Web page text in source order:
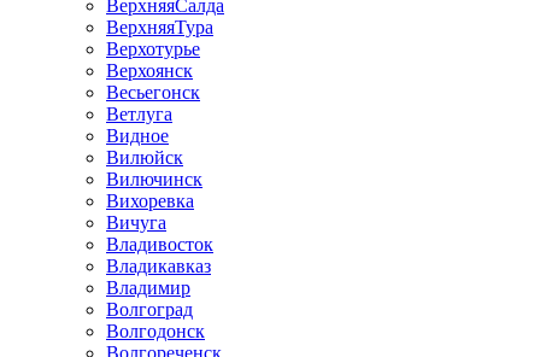
ВерхняяСалда
ВерхняяТура
Верхотурье
Верхоянск
Весьегонск
Ветлуга
Видное
Вилюйск
Вилючинск
Вихоревка
Вичуга
Владивосток
Владикавказ
Владимир
Волгоград
Волгодонск
Волгореченск